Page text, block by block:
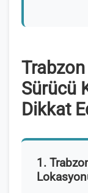
Trabzon
Sürücü
Dikkat
1.